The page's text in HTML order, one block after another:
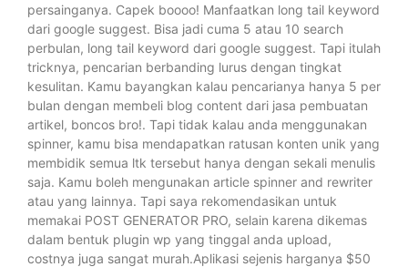
persainganya. Capek boooo! Manfaatkan long tail keyword
dari google suggest. Bisa jadi cuma 5 atau 10 search
perbulan, long tail keyword dari google suggest. Tapi itulah
tricknya, pencarian berbanding lurus dengan tingkat
kesulitan. Kamu bayangkan kalau pencarianya hanya 5 per
bulan dengan membeli blog content dari jasa pembuatan
artikel, boncos bro!. Tapi tidak kalau anda menggunakan
spinner, kamu bisa mendapatkan ratusan konten unik yang
membidik semua ltk tersebut hanya dengan sekali menulis
saja. Kamu boleh mengunakan article spinner and rewriter
atau yang lainnya. Tapi saya rekomendasikan untuk
memakai POST GENERATOR PRO, selain karena dikemas
dalam bentuk plugin wp yang tinggal anda upload,
costnya juga sangat murah.Aplikasi sejenis harganya $50